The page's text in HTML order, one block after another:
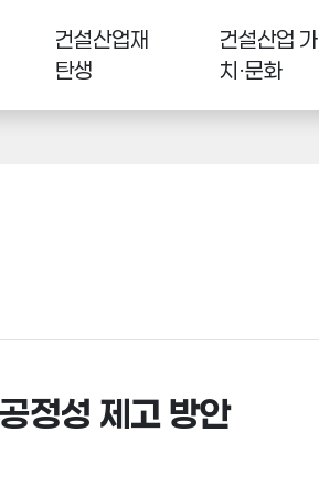
건설산업재
탄생
건설산업 가
치·문화
정성 제고 방안